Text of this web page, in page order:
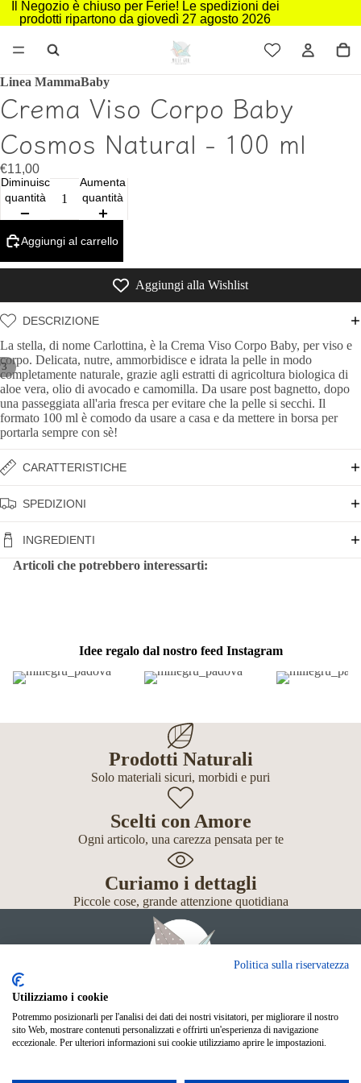
Il Negozio è chiuso per Ferie! Le spedizioni dei
prodotti ripartono da giovedì 27 agosto 2026
3
Linea MammaBaby
Crema Viso Corpo Baby
Cosmos Natural - 100 ml
€11,00
Diminuisci
quantità
Aumenta
quantità
Aggiungi al carrello
Aggiungi alla Wishlist
DESCRIZIONE
La stella, di nome Carlottina, è la Crema Viso Corpo Baby, per viso e
corpo. Delicata, nutre, ammorbidisce e idrata la pelle in modo
completamente naturale, grazie agli estratti di agricoltura biologica di
aloe vera, olio di avocado e camomilla. Da usare post bagnetto, dopo
una passeggiata all'aria fresca per evitare che la pelle si secchi. Il
formato 100 ml è comodo da usare a casa e da mettere in borsa per
portarla sempre con sè!
CARATTERISTICHE
SPEDIZIONI
INGREDIENTI
Articoli che potrebbero interessarti:
Idee regalo dal nostro feed Instagram
Prodotti Naturali
Solo materiali sicuri, morbidi e puri
Scelti con Amore
Ogni articolo, una carezza pensata per te
Curiamo i dettagli
Piccole cose, grande attenzione quotidiana
Giochi
Neonato
Politica sulla riservatezza
Utilizziamo i cookie
Potremmo posizionarli per l'analisi dei dati dei nostri visitatori, per migliorare il nostro
sito Web, mostrare contenuti personalizzati e offrirti un'esperienza di navigazione
eccezionale. Per ulteriori informazioni sui cookie utilizziamo aprire le impostazioni.